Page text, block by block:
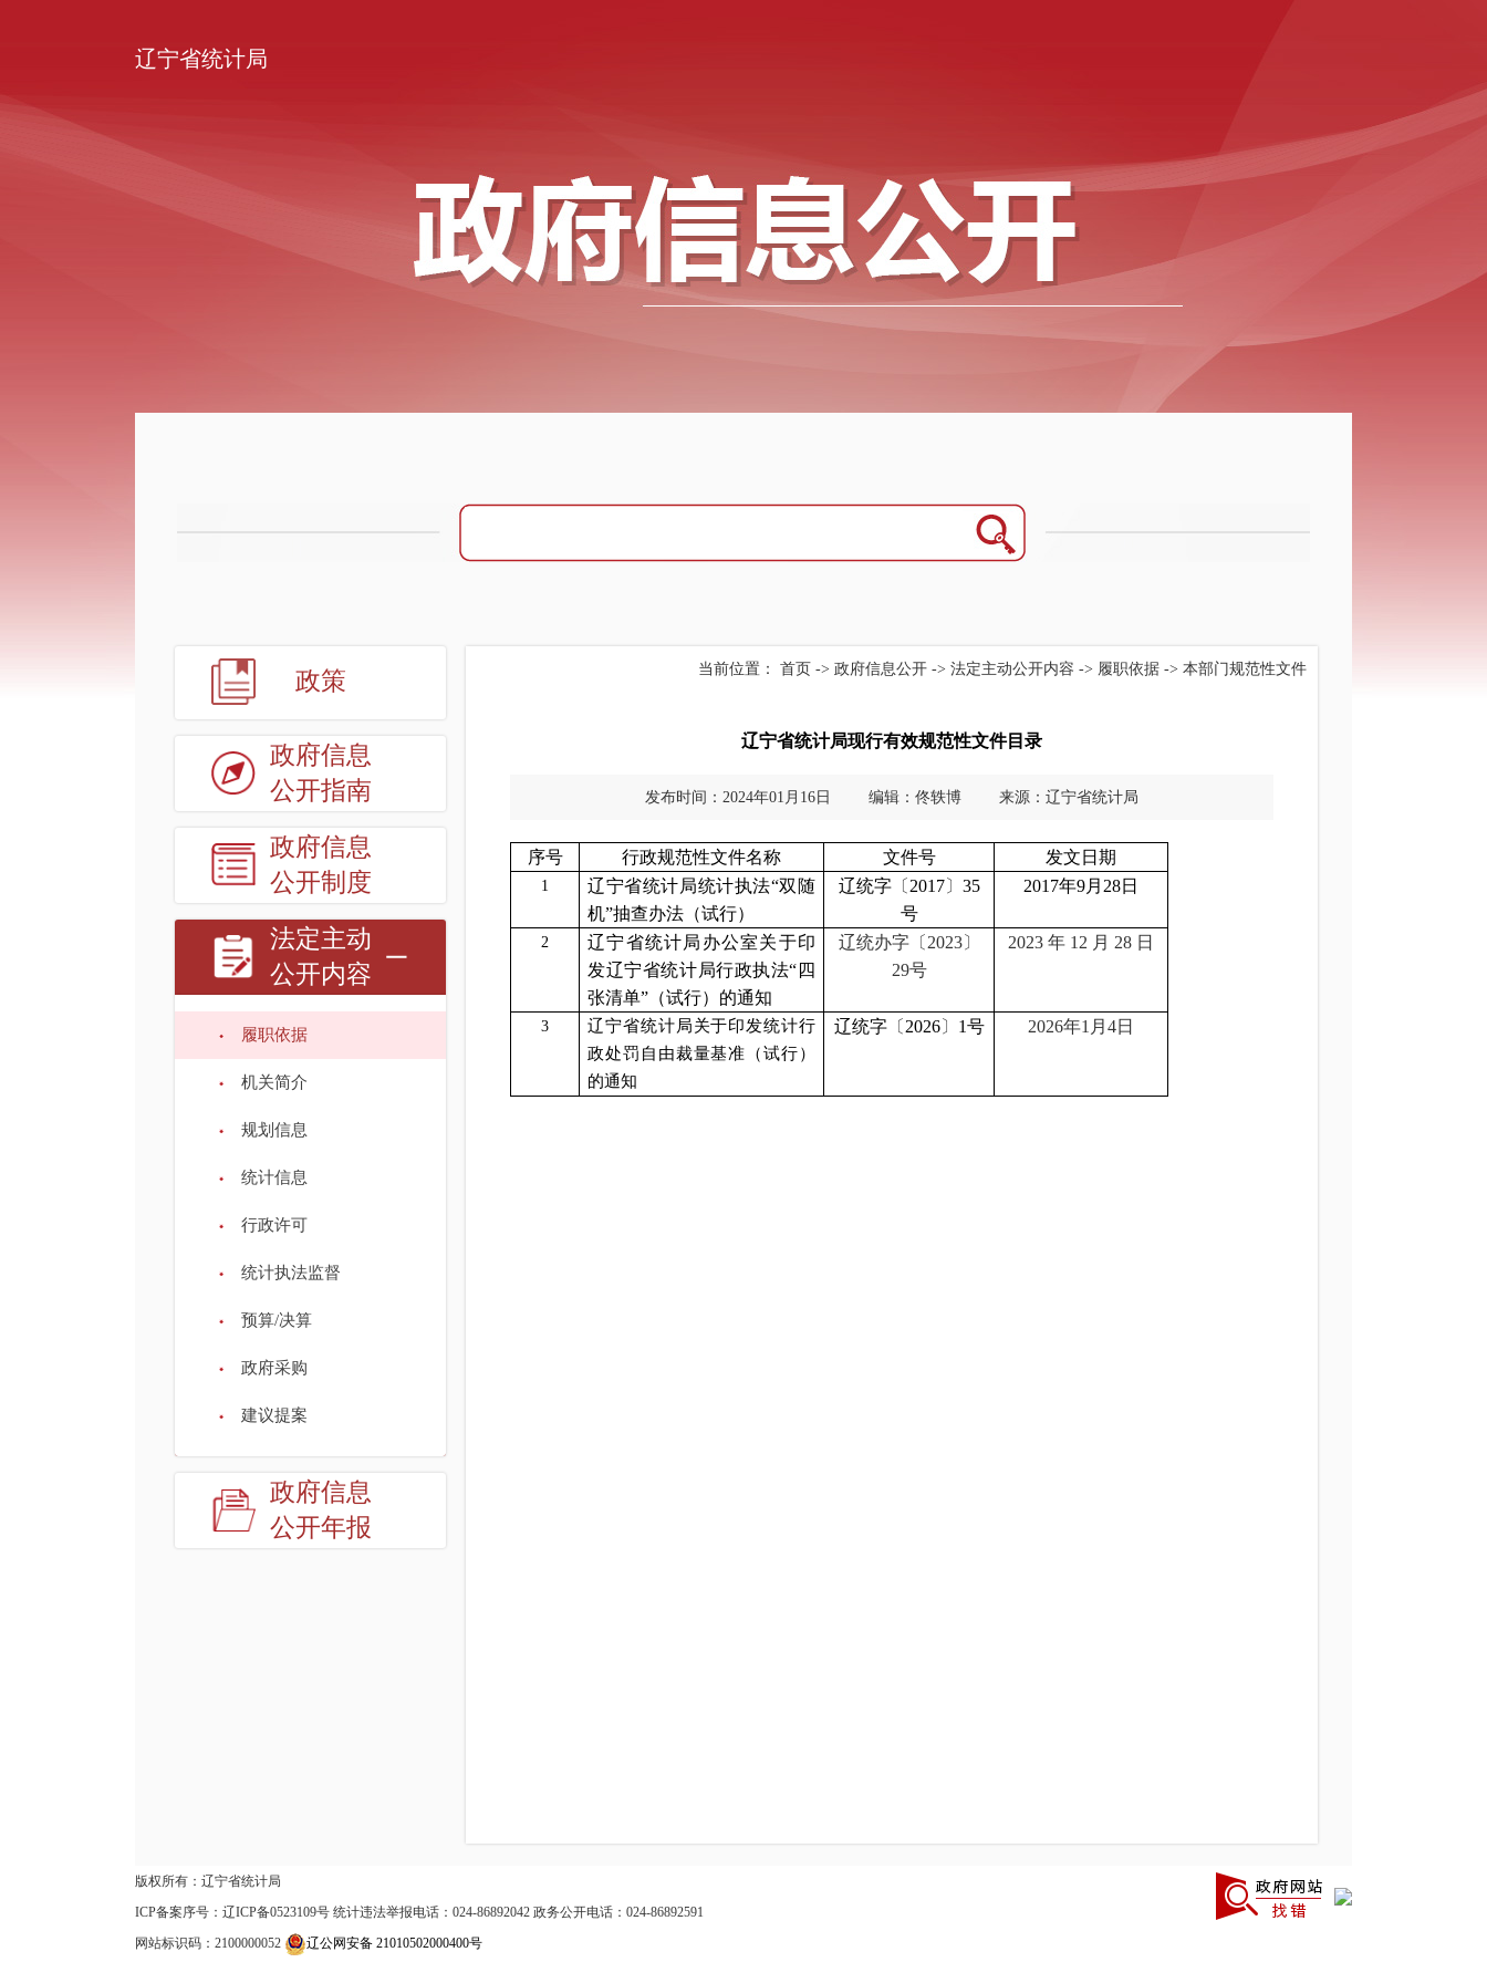
辽宁省统计局
政策
政府信息
公开指南
政府信息
公开制度
法定主动
公开内容
履职依据
机关简介
规划信息
统计信息
行政许可
统计执法监督
预算/决算
政府采购
建议提案
政府信息
公开年报
当前位置： 首页 -> 政府信息公开 -> 法定主动公开内容 -> 履职依据 -> 本部门规范性文件
辽宁省统计局现行有效规范性文件目录
发布时间：2024年01月16日 编辑：佟轶博 来源：辽宁省统计局
序号 行政规范性文件名称 文件号 发文日期
1 辽宁省统计局统计执法“双随
机”抽查办法（试行）
辽统字〔 2017〕 35
号
2017年9月28日
2
辽宁省统计局办公室关于印
发辽宁省统计局行政执法“四
张清单”（试行）的通知
辽统办字〔 2023〕
29号
2023 年 12 月 28 日
3
辽宁省统计局关于印发统计行
政处罚自由裁量基准（试行）
的通知
辽统字〔 2026〕 1号 2026年1月4日
版权所有：辽宁省统计局
ICP备案序号：辽ICP备0523109号 统计违法举报电话：024-86892042 政务公开电话：024-86892591
网站标识码：2100000052
辽公网安备 21010502000400号